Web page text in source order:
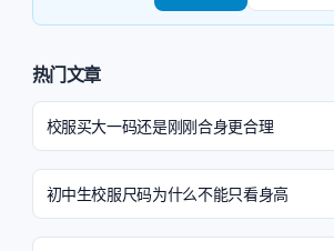
热门文章
校服买大一码还是刚刚合身更合理
初中生校服尺码为什么不能只看身高